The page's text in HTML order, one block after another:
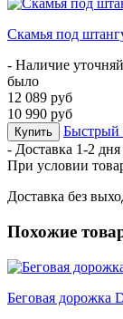
Скамья под
- Наличие
было
12 089 руб
10 990 руб
Купить
Быстрый
- Доставка 1-2 дня
При условии
Доставка без
Похожие
Беговая дорожка